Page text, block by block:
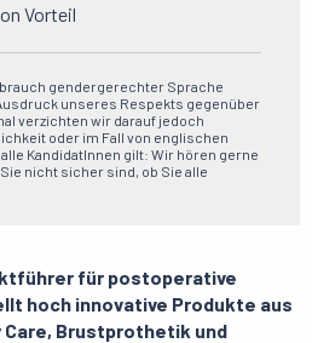
Vorteil
gendergerechter Sprache
unseres Respekts gegenüber
verzichten wir darauf jedoch
oder im Fall von englischen
KandidatInnen gilt: Wir hören gerne
nicht sicher sind, ob Sie alle
für postoperative
hoch innovative Produkte aus
Care, Brustprothetik und